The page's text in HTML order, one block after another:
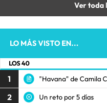
Ver toda
LO MÁS VISTO EN...
LOS 40
1 "Havana" de Camila
2 Un reto por 5 días